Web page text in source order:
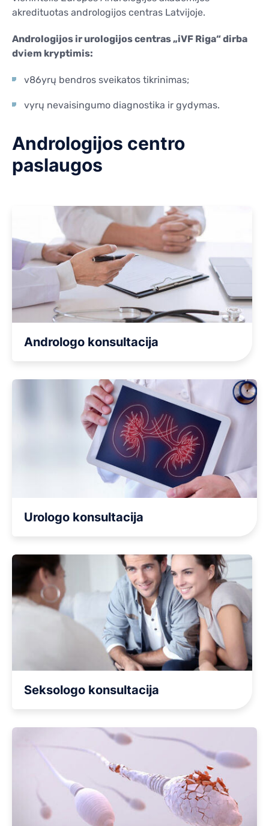
KONTAKTAI
akredituotas andrologijos centras Latvijoje.
Andrologijos ir urologijos centras „iVF Riga“ dirba
dviem kryptimis:
v86yrų bendros sveikatos tikrinimas;
vyrų nevaisingumo diagnostika ir gydymas.
Andrologijos centro
paslaugos
Andrologo konsultacija
Urologo konsultacija
Seksologo konsultacija